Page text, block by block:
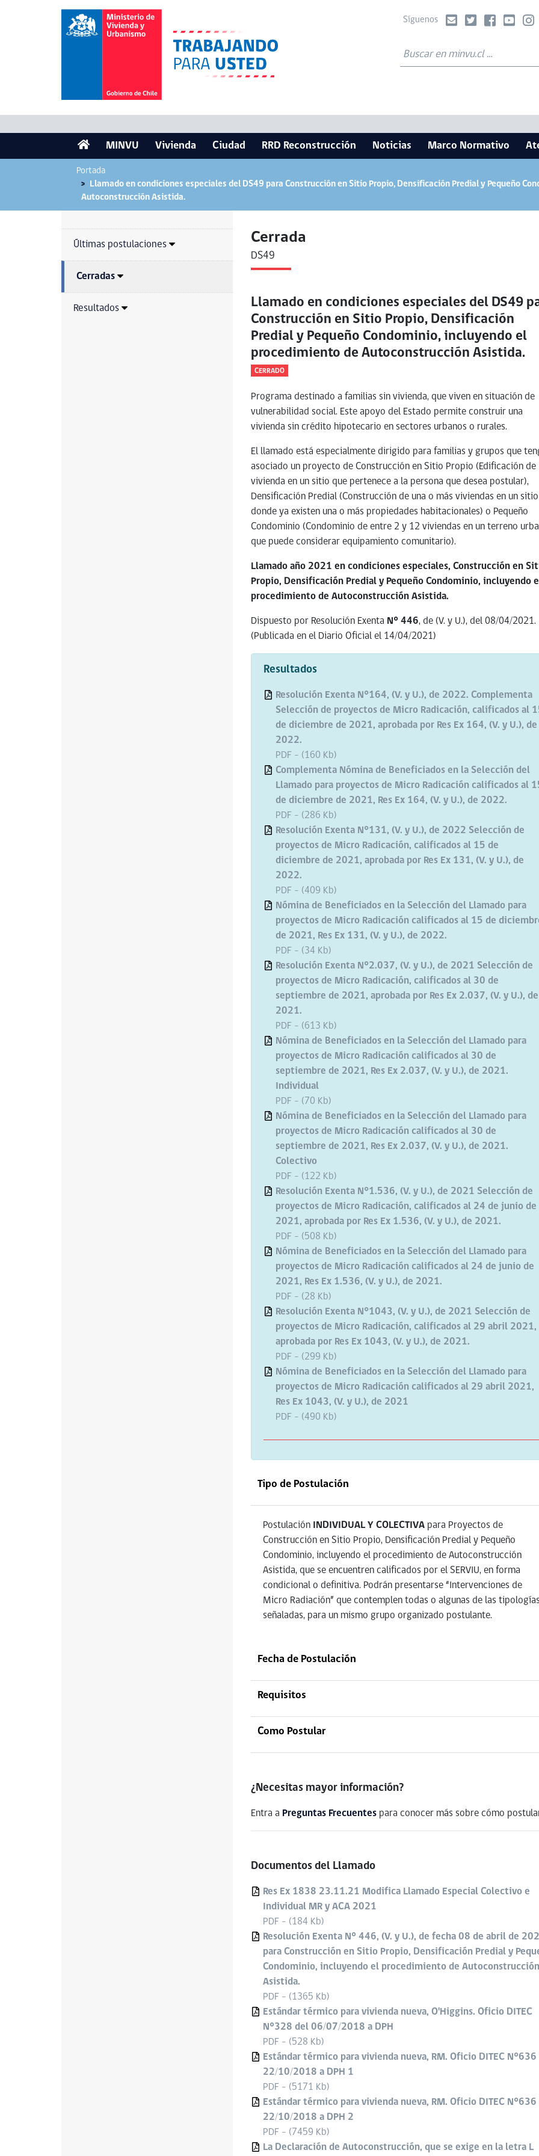
Síguenos
MINVU Vivienda Ciudad RRD Reconstrucción Noticias Marco Normativo
Portada
Llamado en condiciones especiales del DS49 para Construcción en Sitio Propio, Densificación Predial y Pequeño
Autoconstrucción Asistida.
Últimas postulaciones
Cerradas
Resultados
Cerrada
DS49
Llamado en condiciones especiales del DS49
Construcción en Sitio Propio, Densificación
Predial y Pequeño Condominio, incluyendo el
procedimiento de Autoconstrucción Asistida.
CERRADO
Programa destinado a familias sin vivienda, que viven en situación de
vulnerabilidad social. Este apoyo del Estado permite construir una
vivienda sin crédito hipotecario en sectores urbanos o rurales.
El llamado está especialmente dirigido para familias y grupos que
asociado un proyecto de Construcción en Sitio Propio (Edificación de
vivienda en un sitio que pertenece a la persona que desea postular),
Densificación Predial (Construcción de una o más viviendas en un sitio
donde ya existen una o más propiedades habitacionales) o Pequeño
Condominio (Condominio de entre 2 y 12 viviendas en un terreno
que puede considerar equipamiento comunitario).
Llamado año 2021 en condiciones especiales, Construcción en
Propio, Densificación Predial y Pequeño Condominio, incluyendo
procedimiento de Autoconstrucción Asistida.
Dispuesto por Resolución Exenta N° 446, de (V. y U.), del 08/04/2021.
(Publicada en el Diario Oficial el 14/04/2021)
Resultados
Resolución Exenta N°164, (V. y U.), de 2022. Complementa
Selección de proyectos de Micro Radicación, calificados al
de diciembre de 2021, aprobada por Res Ex 164, (V. y U.), de
2022.
PDF - (160 Kb)
Complementa Nómina de Beneficiados en la Selección del
Llamado para proyectos de Micro Radicación calificados al
de diciembre de 2021, Res Ex 164, (V. y U.), de 2022.
PDF - (286 Kb)
Resolución Exenta N°131, (V. y U.), de 2022 Selección de
proyectos de Micro Radicación, calificados al 15 de
diciembre de 2021, aprobada por Res Ex 131, (V. y U.), de
2022.
PDF - (409 Kb)
Nómina de Beneficiados en la Selección del Llamado para
proyectos de Micro Radicación calificados al 15 de
de 2021, Res Ex 131, (V. y U.), de 2022.
PDF - (34 Kb)
Resolución Exenta N°2.037, (V. y U.), de 2021 Selección de
proyectos de Micro Radicación, calificados al 30 de
septiembre de 2021, aprobada por Res Ex 2.037, (V. y U.), de
2021.
PDF - (613 Kb)
Nómina de Beneficiados en la Selección del Llamado para
proyectos de Micro Radicación calificados al 30 de
septiembre de 2021, Res Ex 2.037, (V. y U.), de 2021.
Individual
PDF - (70 Kb)
Nómina de Beneficiados en la Selección del Llamado para
proyectos de Micro Radicación calificados al 30 de
septiembre de 2021, Res Ex 2.037, (V. y U.), de 2021.
Colectivo
PDF - (122 Kb)
Resolución Exenta N°1.536, (V. y U.), de 2021 Selección de
proyectos de Micro Radicación, calificados al 24 de junio de
2021, aprobada por Res Ex 1.536, (V. y U.), de 2021.
PDF - (508 Kb)
Nómina de Beneficiados en la Selección del Llamado para
proyectos de Micro Radicación calificados al 24 de junio de
2021, Res Ex 1.536, (V. y U.), de 2021.
PDF - (28 Kb)
Resolución Exenta N°1043, (V. y U.), de 2021 Selección de
proyectos de Micro Radicación, calificados al 29 abril 2021,
aprobada por Res Ex 1043, (V. y U.), de 2021.
PDF - (299 Kb)
Nómina de Beneficiados en la Selección del Llamado para
proyectos de Micro Radicación calificados al 29 abril 2021,
Res Ex 1043, (V. y U.), de 2021
PDF - (490 Kb)
Tipo de Postulación
Postulación INDIVIDUAL Y COLECTIVA para Proyectos de
Construcción en Sitio Propio, Densificación Predial y Pequeño
Condominio, incluyendo el procedimiento de Autoconstrucción
Asistida, que se encuentren calificados por el SERVIU, en forma
condicional o definitiva. Podrán presentarse “Intervenciones de
Micro Radiación” que contemplen todas o algunas de las
señaladas, para un mismo grupo organizado postulante.
Fecha de Postulación
Requisitos
Como Postular
¿Necesitas mayor información?
Entra a Preguntas Frecuentes para conocer más sobre cómo
Documentos del Llamado
Res Ex 1838 23.11.21 Modifica Llamado Especial Colectivo e
Individual MR y ACA 2021
PDF - (184 Kb)
Resolución Exenta N° 446, (V. y U.), de fecha 08 de abril de
para Construcción en Sitio Propio, Densificación Predial y
Condominio, incluyendo el procedimiento de Autoconstrucción
Asistida.
PDF - (1365 Kb)
Estándar térmico para vivienda nueva, O'Higgins. Oficio DITEC
N°328 del 06/07/2018 a DPH
PDF - (528 Kb)
Estándar térmico para vivienda nueva, RM. Oficio DITEC
22/10/2018 a DPH 1
PDF - (5171 Kb)
Estándar térmico para vivienda nueva, RM. Oficio DITEC
22/10/2018 a DPH 2
PDF - (7459 Kb)
La Declaración de Autoconstrucción, que se exige en la letra L